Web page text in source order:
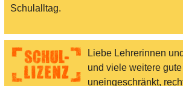
Schulalltag.
Liebe Lehrerinnen
und viele weitere
uneingeschränkt,